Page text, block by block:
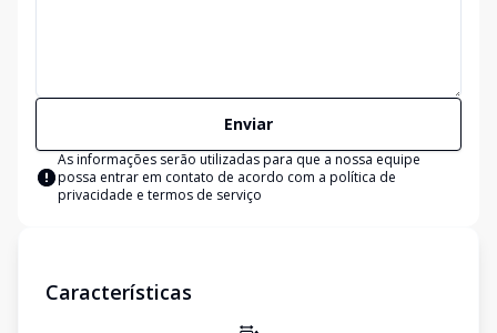
Enviar
As informações serão utilizadas para que a nossa equipe
possa entrar em contato de acordo com a política de
privacidade e termos de serviço
Características